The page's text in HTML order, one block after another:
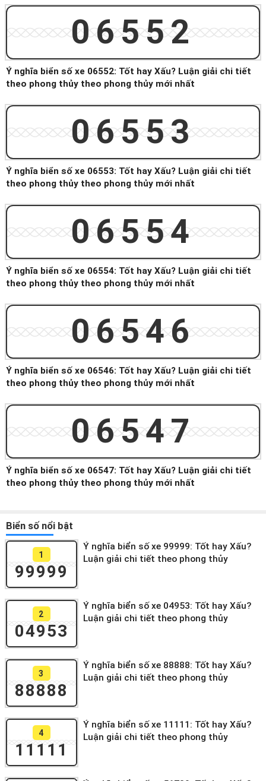
06552
Ý nghĩa biển số xe 06552: Tốt hay Xấu? Luận giải chi tiết
theo phong thủy theo phong thủy mới nhất
06553
Ý nghĩa biển số xe 06553: Tốt hay Xấu? Luận giải chi tiết
theo phong thủy theo phong thủy mới nhất
06554
Ý nghĩa biển số xe 06554: Tốt hay Xấu? Luận giải chi tiết
theo phong thủy theo phong thủy mới nhất
06546
Ý nghĩa biển số xe 06546: Tốt hay Xấu? Luận giải chi tiết
theo phong thủy theo phong thủy mới nhất
06547
Ý nghĩa biển số xe 06547: Tốt hay Xấu? Luận giải chi tiết
theo phong thủy theo phong thủy mới nhất
Biển số nổi bật
1
99999
Ý nghĩa biển số xe 99999: Tốt hay Xấu?
Luận giải chi tiết theo phong thủy
2
04953
Ý nghĩa biển số xe 04953: Tốt hay Xấu?
Luận giải chi tiết theo phong thủy
3
88888
Ý nghĩa biển số xe 88888: Tốt hay Xấu?
Luận giải chi tiết theo phong thủy
4
11111
Ý nghĩa biển số xe 11111: Tốt hay Xấu?
Luận giải chi tiết theo phong thủy